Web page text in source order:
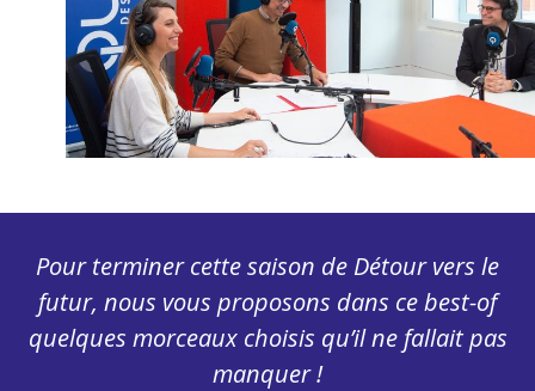
Pour terminer cette saison de Détour vers le
futur, nous vous proposons dans ce best-of
quelques morceaux choisis qu’il ne fallait pas
manquer !